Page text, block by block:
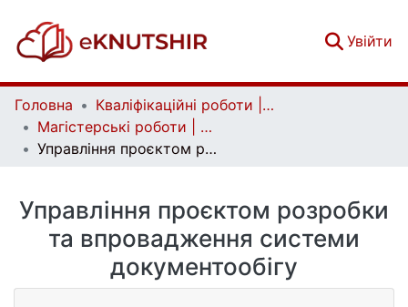
Увійти
Головна
Кваліфікаційні роботи | Qualifying works
Магістерські роботи | Master's theses
Управління проєктом розробки та впровадження системи документообігу
Управління проєктом розробки
та впровадження системи
документообігу